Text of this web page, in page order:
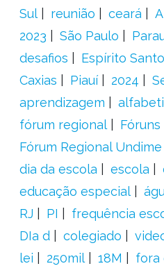
Sul
reunião ceará
2023
São Paulo
desafios
Espírito Santo
Caxias
Piauí 2024
aprendizagem
fórum regional
Fórum Regional Undime
dia da escola
escola
educação especial
RJ
PI frequência
DIa d
colegiado
lei
250mil 18M
fora